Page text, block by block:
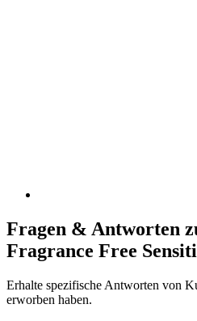
Fragen & Antworten
Fragrance Free
Erhalte spezifische Antworten von
erworben haben.